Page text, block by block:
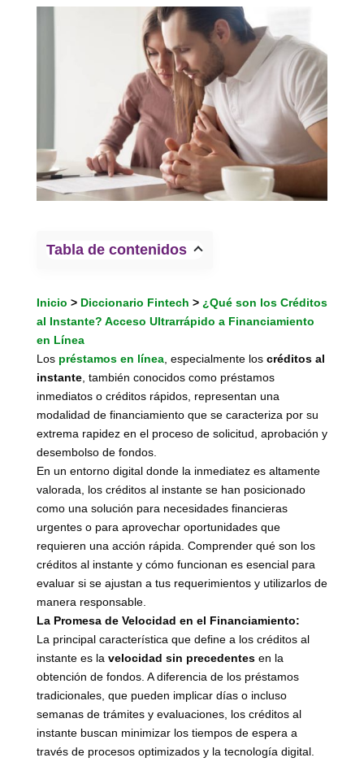
Tabla de contenidos
Inicio > Diccionario Fintech > ¿Qué son los Créditos
al Instante? Acceso Ultrarrápido a Financiamiento
en Línea
Los préstamos en línea, especialmente los créditos al
instante, también conocidos como préstamos
inmediatos o créditos rápidos, representan una
modalidad de financiamiento que se caracteriza por su
extrema rapidez en el proceso de solicitud, aprobación y
desembolso de fondos.
En un entorno digital donde la inmediatez es altamente
valorada, los créditos al instante se han posicionado
como una solución para necesidades financieras
urgentes o para aprovechar oportunidades que
requieren una acción rápida. Comprender qué son los
créditos al instante y cómo funcionan es esencial para
evaluar si se ajustan a tus requerimientos y utilizarlos de
manera responsable.
La Promesa de Velocidad en el Financiamiento:
La principal característica que define a los créditos al
instante es la velocidad sin precedentesen la
obtención de fondos. A diferencia de los préstamos
tradicionales, que pueden implicar días o incluso
semanas de trámites y evaluaciones, los créditos al
instante buscan minimizar los tiempos de espera a
través de procesos optimizados y la tecnología digital.